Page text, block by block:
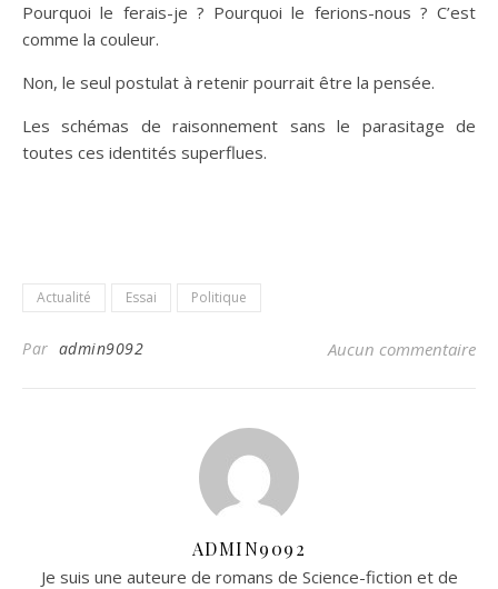
Pourquoi le ferais-je ? Pourquoi le ferions-nous ? C’est
comme la couleur.
Non, le seul postulat à retenir pourrait être la pensée.
Les schémas de raisonnement sans le parasitage de
toutes ces identités superflues.
Actualité Essai Politique
Par admin9092 Aucun commentaire
ADMIN9092
Je suis une auteure de romans de Science-fiction et de